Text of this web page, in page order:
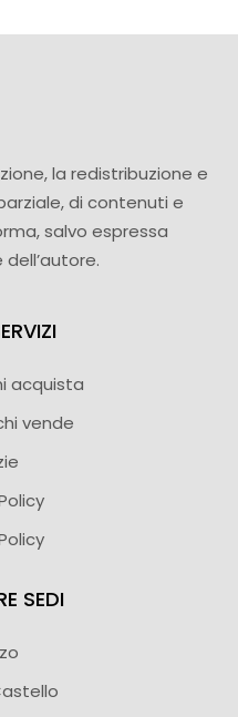
la redistribuzione e
di contenuti e
salvo espressa
acquista
vende
SEDI